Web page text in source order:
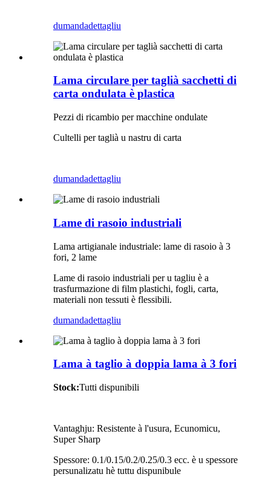
dumandadettagliu
Lama circulare per taglià sacchetti di
carta ondulata è plastica
Pezzi di ricambio per macchine ondulate
Cultelli per taglià u nastru di carta
dumandadettagliu
Lame di rasoio industriali
Lama artigianale industriale: lame di rasoio à 3
fori, 2 lame
Lame di rasoio industriali per u tagliu è a
trasfurmazione di film plastichi, fogli, carta,
materiali non tessuti è flessibili.
dumandadettagliu
Lama à taglio à doppia lama à 3 fori
Stock:Tutti dispunibili
Vantaghju: Resistente à l'usura, Ecunomicu,
Super Sharp
Spessore: 0.1/0.15/0.2/0.25/0.3 ecc. è u spessore
persunalizatu hè tuttu dispunibule